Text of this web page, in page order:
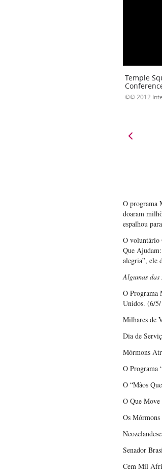
Temple
© 2012
O programa
doaram
espalhou
O voluntário
Que
alegria”, ele
Algumas
O Programa
Unidos. (6/
Milhares de
Dia de
Mórmons
O Programa
O “Mãos
O Que Move
Os
Senador
Cem Mil